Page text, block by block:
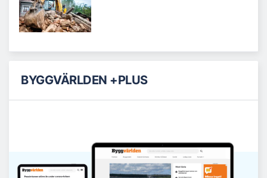
BYGGVÄRLDEN +PLUS